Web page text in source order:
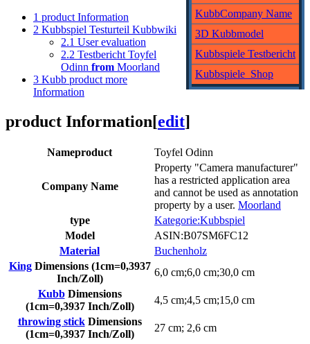
KubbCompany Name
3D Kubbmodel
Kubbspiele Testbericht
Kubbspiele_Shop
1 product Information
2 Kubbspiel Testurteil Kubbwiki
2.1 User evaluation
2.2 Testbericht Toyfel
Odinn from Moorland
3 Kubb product more
Information
product Information[edit]
Nameproduct Toyfel Odinn
Company Name
Property "Camera manufacturer"
has a restricted application area
and cannot be used as annotation
property by a user. Moorland
type
Kategorie:Kubbspiel
Model
ASIN:B07SM6FC12
Material
Buchenholz
King Dimensions(1cm=0,3937
Inch/Zoll)
6,0 cm;6,0 cm;30,0 cm
Kubb Dimensions
(1cm=0,3937 Inch/Zoll)
4,5 cm;4,5 cm;15,0 cm
throwing stick Dimensions
(1cm=0,3937 Inch/Zoll)
27 cm; 2,6 cm